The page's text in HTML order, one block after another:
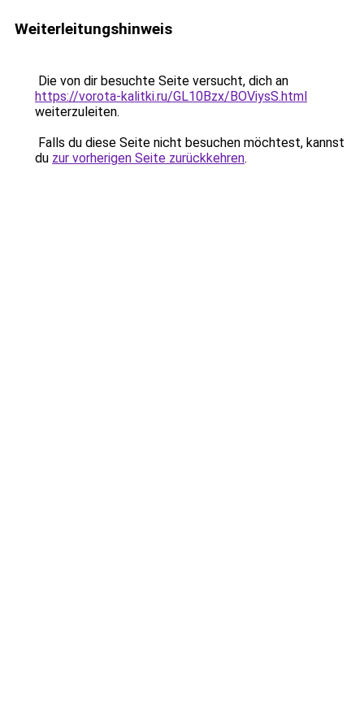
Weiterleitungshinweis
Die von dir besuchte Seite versucht, dich an
https://vorota-kalitki.ru/GL10Bzx/BOViysS.html
weiterzuleiten.
Falls du diese Seite nicht besuchen möchtest, kannst
du zur vorherigen Seite zurückkehren.